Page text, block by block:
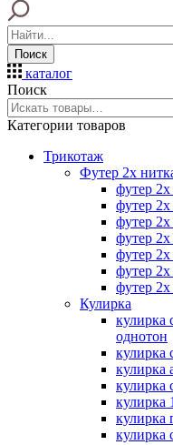
Поиск
каталог
Поиск
Категории товаров
Трикотаж
Футер 2х
футер
футер 2х
футер
футер
футер
футер
футер
Кулирка
кулирка
однотон
кулирка
кулирка
кулирка
кулирка
кулирка
кулирка